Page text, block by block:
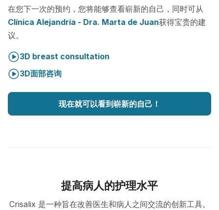
在您下一次的预约，您将能够查看崭新的自己，同时可从
Clínica Alejandría - Dra. Marta de Juan获得宝贵的建
议。
3D breast consultation
3D面部咨询
现在就可以看到崭新的自己！
提高病人的护理水平
Crisalix 是一种旨在改善医生和病人之间交流的创新工具。